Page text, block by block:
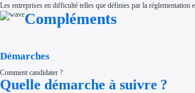
Les entreprises en difficulté telles que définies par la réglementation
Compléments
Démarches
Comment candidater ?
Quelle démarche à suivre ?